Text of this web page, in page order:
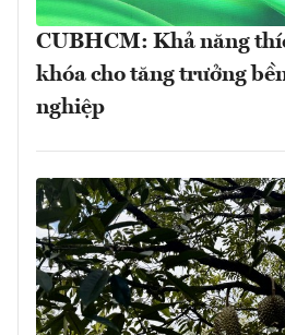
CUBHCM: Khả năng
khóa cho tăng trưởng
nghiệp